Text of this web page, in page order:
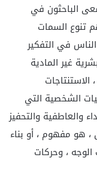
الباحثون في
تنوع السمات
في التفكير
غير المادية
الشخصية التي
والعاطفية والتحفيز
، هو مفهوم ، أو بناء
، وحركات